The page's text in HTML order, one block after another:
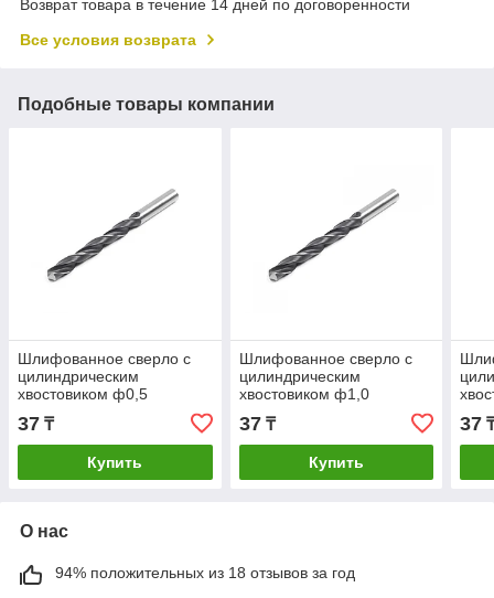
Возврат товара в течение 14 дней по договоренности
Все условия возврата
Подобные товары компании
Шлифованное сверло с
цилиндрическим
хвостовиком ф0,5
37 ₸
Купить
Шлифованное сверло с
цилиндрическим
хвостовиком ф1,0
37₸
Купить
37
О нас
94% положительных из 18 отзывов за год